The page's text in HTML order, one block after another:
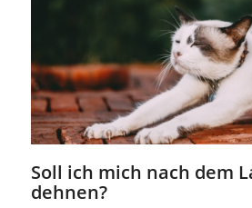
Soll ich mich nach dem
dehnen?